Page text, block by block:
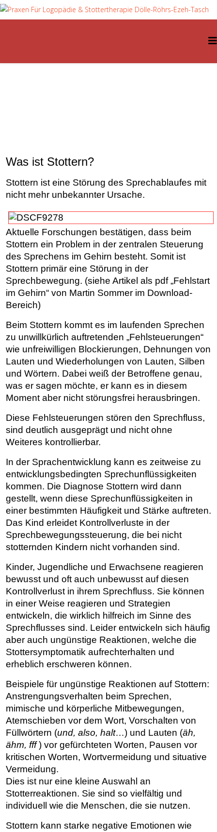
Was ist Stottern?
Stottern ist eine Störung des Sprechablaufes mit
nicht mehr unbekannter Ursache.
Aktuelle Forschungen bestätigen, dass beim
Stottern ein Problem in der zentralen Steuerung
des Sprechens im Gehirn besteht. Somit ist
Stottern primär eine Störung in der
Sprechbewegung. (siehe Artikel als pdf „Fehlstart
im Gehirn“ von Martin Sommer im Download-
Bereich)
Beim Stottern kommt es im laufenden Sprechen
zu unwillkürlich auftretenden „Fehlsteuerungen“
wie unfreiwilligen Blockierungen, Dehnungen von
Lauten und Wiederholungen von Lauten, Silben
und Wörtern. Dabei weiß der Betroffene genau,
was er sagen möchte, er kann es in diesem
Moment aber nicht störungsfrei herausbringen.
Diese Fehlsteuerungen stören den Sprechfluss,
sind deutlich ausgeprägt und nicht ohne
Weiteres kontrollierbar.
In der Sprachentwicklung kann es zeitweise zu
entwicklungsbedingten Sprechunflüssigkeiten
kommen. Die Diagnose Stottern wird dann
gestellt, wenn diese Sprechunflüssigkeiten in
einer bestimmten Häufigkeit und Stärke auftreten.
Das Kind erleidet Kontrollverluste in der
Sprechbewegungssteuerung, die bei nicht
stotternden Kindern nicht vorhanden sind.
Kinder, Jugendliche und Erwachsene reagieren
bewusst und oft auch unbewusst auf diesen
Kontrollverlust in ihrem Sprechfluss. Sie können
in einer Weise reagieren und Strategien
entwickeln, die wirklich hilfreich im Sinne des
Sprechflusses sind. Leider entwickeln sich häufig
aber auch ungünstige Reaktionen, welche die
Stottersymptomatik aufrechterhalten und
erheblich erschweren können.
Beispiele für ungünstige Reaktionen auf Stottern:
Anstrengungsverhalten beim Sprechen,
mimische und körperliche Mitbewegungen,
Atemschieben vor dem Wort, Vorschalten von
Füllwörtern (und, also, halt…) und Lauten (äh,
ähm, fff) vor gefürchteten Worten, Pausen vor
kritischen Worten, Wortvermeidung und situative
Vermeidung.
Dies ist nur eine kleine Auswahl an
Stotterreaktionen. Sie sind so vielfältig und
individuell wie die Menschen, die sie nutzen.
Stottern kann starke negative Emotionen wie